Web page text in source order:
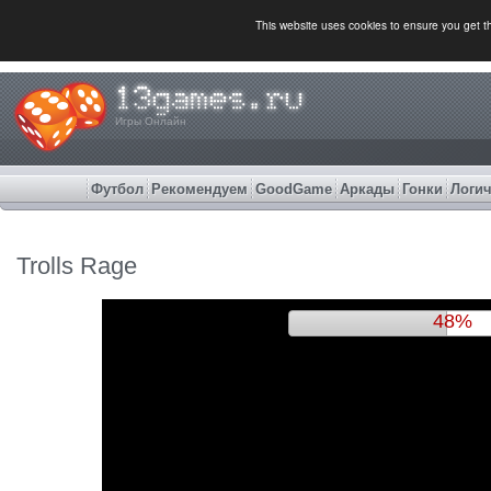
This website uses cookies to ensure you get
Игры Онлайн
Футбол Рекомендуем GoodGame Аркады Гонки
Trolls Rage
51%